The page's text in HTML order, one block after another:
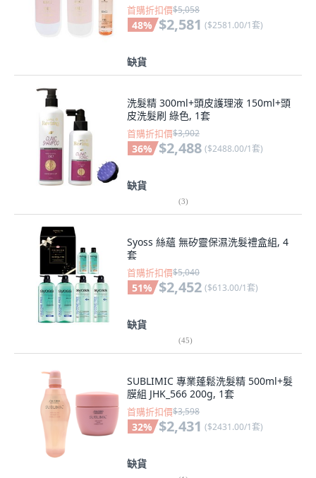
首購折扣價$5,058
48% $2,581 ($2581.00/1套)
缺貨
洗髮精 300ml+頭皮護理液 150ml+頭
皮洗髮刷 綠色, 1套
首購折扣價$3,902
36% $2,488 ($2488.00/1套)
缺貨
(3)
Syoss 絲蘊 無矽靈保濕洗髮禮盒組, 4
套
首購折扣價$5,040
51% $2,452 ($613.00/1套)
缺貨
(45)
SUBLIMIC 專業蓬鬆洗髮精 500ml+髮
膜組 JHK_566 200g, 1套
首購折扣價$3,598
32% $2,431 ($2431.00/1套)
缺貨